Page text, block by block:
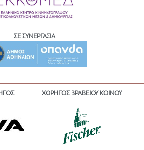
ΣΕ ΣΥΝΕΡΓΑΣΙΑ
ΧΟΡΗΓΟΣ ΒΡΑΒΕΙΟΥ ΚΟΙΝΟΥ